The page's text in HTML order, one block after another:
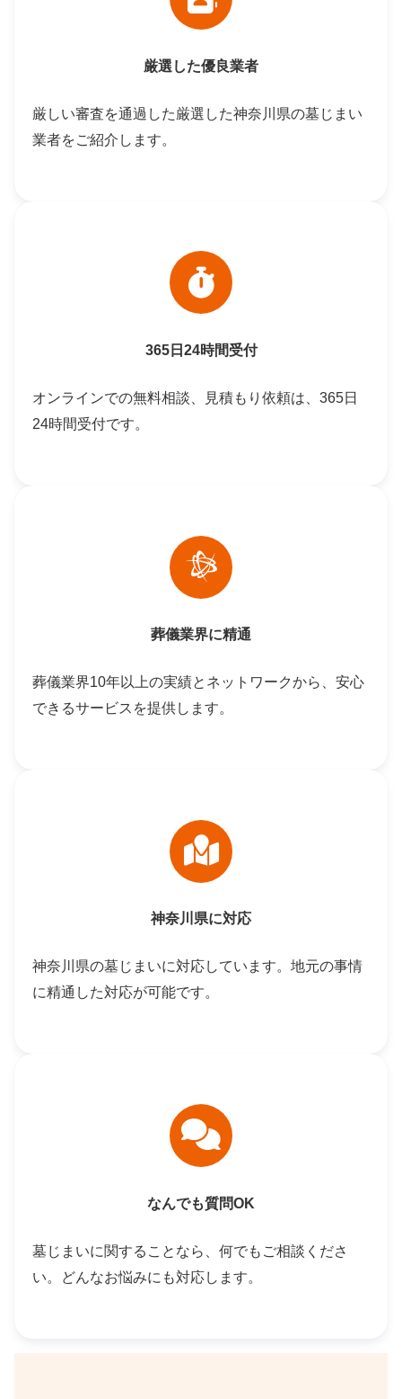
厳選した優良業者
厳しい審査を通過した厳選した神奈川県の墓じまい
業者をご紹介します。
365日24時間受付
オンラインでの無料相談、見積もり依頼は、365日
24時間受付です。
葬儀業界に精通
葬儀業界10年以上の実績とネットワークから、安心
できるサービスを提供します。
神奈川県に対応
神奈川県の墓じまいに対応しています。地元の事情
に精通した対応が可能です。
なんでも質問OK
墓じまいに関することなら、何でもご相談くださ
い。どんなお悩みにも対応します。